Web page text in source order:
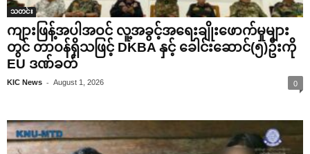
သတင်း
ကျားဖြန့်အပါအဝင် လူ့အခွင့်အရေးချိုးဖောက်မှုများ
တွင် တာဝန်ရှိသဖြင့် DKBA နှင့် ခေါင်းဆောင်(၅)ဦးကို
EU ဒဏ်ခတ်
KIC News - August 1, 2026 0